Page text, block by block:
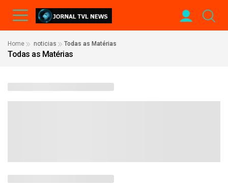
Home noticias Todas as Matérias
Todas as Matérias